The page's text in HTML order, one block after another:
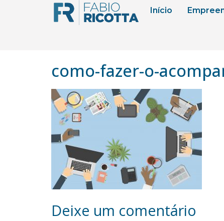
Início
como-fazer-o-
Deixe um comentário